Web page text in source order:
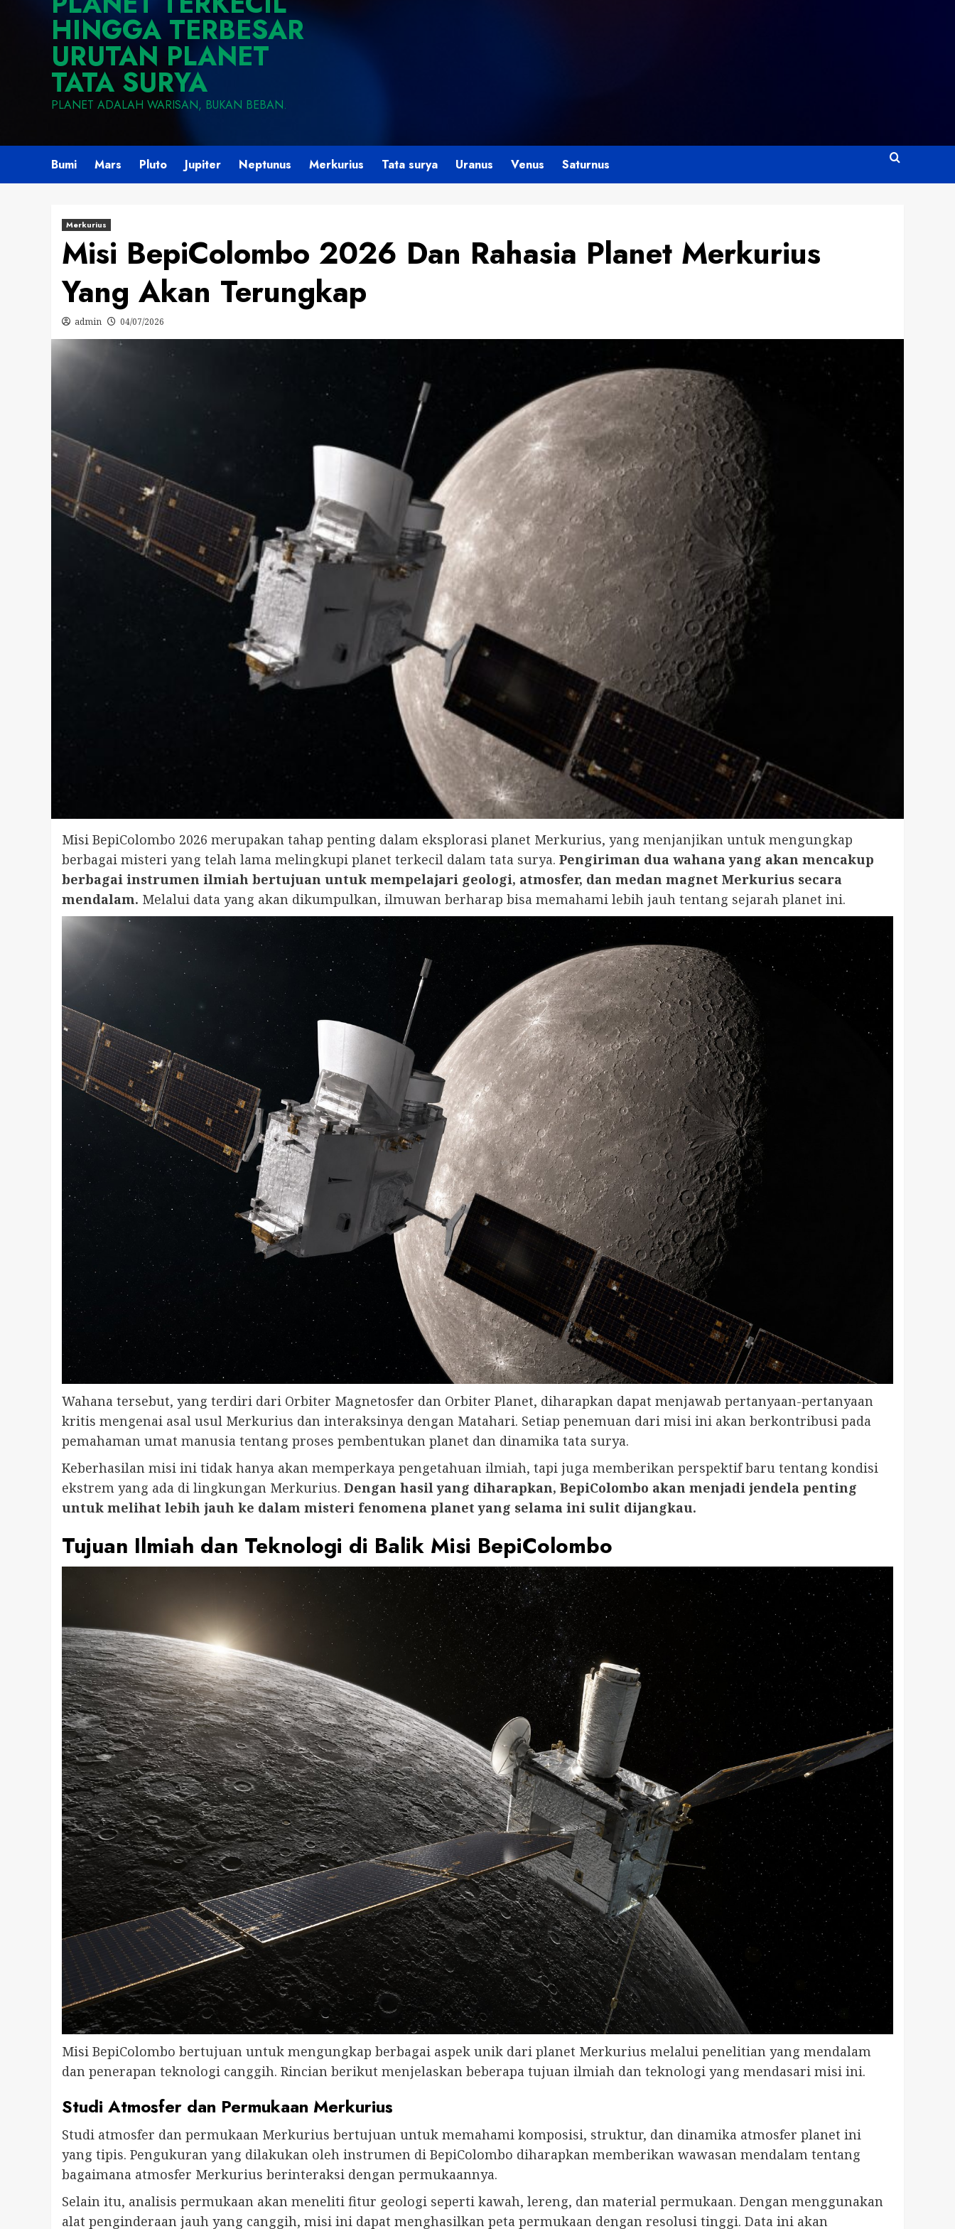
HINGGA TERBESAR
URUTAN PLANET
TATA SURYA
PLANET ADALAH WARISAN, BUKAN BEBAN.
Bumi Mars Pluto Jupiter Neptunus Merkurius Tata surya Uranus Venus Saturnus
Merkurius
Misi BepiColombo 2026 Dan Rahasia Planet Merkurius
Yang Akan Terungkap
admin 04/07/2026
Misi BepiColombo 2026 merupakan tahap penting dalam eksplorasi planet Merkurius, yang menjanjikan untuk mengungkap
berbagai misteri yang telah lama melingkupi planet terkecil dalam tata surya. Pengiriman dua wahana yang akan mencakup
berbagai instrumen ilmiah bertujuan untuk mempelajari geologi, atmosfer, dan medan magnet Merkurius secara
mendalam. Melalui data yang akan dikumpulkan, ilmuwan berharap bisa memahami lebih jauh tentang sejarah planet ini.
Wahana tersebut, yang terdiri dari Orbiter Magnetosfer dan Orbiter Planet, diharapkan dapat menjawab pertanyaan-pertanyaan
kritis mengenai asal usul Merkurius dan interaksinya dengan Matahari. Setiap penemuan dari misi ini akan berkontribusi pada
pemahaman umat manusia tentang proses pembentukan planet dan dinamika tata surya.
Keberhasilan misi ini tidak hanya akan memperkaya pengetahuan ilmiah, tapi juga memberikan perspektif baru tentang kondisi
ekstrem yang ada di lingkungan Merkurius. Dengan hasil yang diharapkan, BepiColombo akan menjadi jendela penting
untuk melihat lebih jauh ke dalam misteri fenomena planet yang selama ini sulit dijangkau.
Tujuan Ilmiah dan Teknologi di Balik Misi BepiColombo
Misi BepiColombo bertujuan untuk mengungkap berbagai aspek unik dari planet Merkurius melalui penelitian yang mendalam
dan penerapan teknologi canggih. Rincian berikut menjelaskan beberapa tujuan ilmiah dan teknologi yang mendasari misi ini.
Studi Atmosfer dan Permukaan Merkurius
Studi atmosfer dan permukaan Merkurius bertujuan untuk memahami komposisi, struktur, dan dinamika atmosfer planet ini
yang tipis. Pengukuran yang dilakukan oleh instrumen di BepiColombo diharapkan memberikan wawasan mendalam tentang
bagaimana atmosfer Merkurius berinteraksi dengan permukaannya.
Selain itu, analisis permukaan akan meneliti fitur geologi seperti kawah, lereng, dan material permukaan. Dengan menggunakan
alat penginderaan jauh yang canggih, misi ini dapat menghasilkan peta permukaan dengan resolusi tinggi. Data ini akan